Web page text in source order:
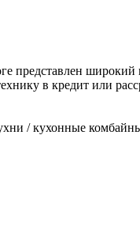
представлен
в кредит или
/ кухонные